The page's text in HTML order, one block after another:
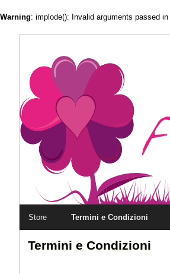
Warning: implode(): Invalid arguments passed in
Main menu
Skip to primary content
Skip to secondary content
Store Termini e Condizioni
Termini e Condizioni